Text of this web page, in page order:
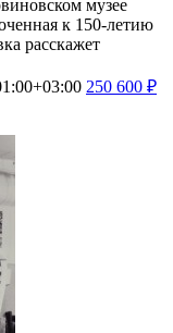
музее
к 150-летию
расскажет
250 600 ₽